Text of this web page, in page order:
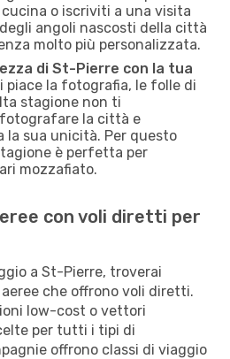
o iscriviti a una visita
angoli nascosti della città
molto più personalizzata.
di St-Pierre con la tua
piace la fotografia, le folle di
stagione non ti
la città e
la sua unicità. Per questo
è perfetta per
mozzafiato.
con voli diretti per
a St-Pierre, troverai
che offrono voli diretti.
low-cost o vettori
per tutti i tipi di
offrono classi di viaggio